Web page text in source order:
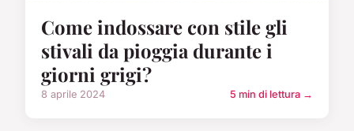
Come indossare con stile gli
stivali da pioggia durante i
giorni grigi?
8 aprile 2024 5 min di lettura →